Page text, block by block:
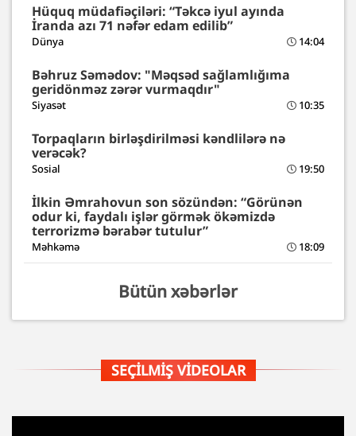
Hüquq müdafiəçiləri: “Təkcə iyul ayında
İranda azı 71 nəfər edam edilib”
Dünya 14:04
Bəhruz Səmədov: "Məqsəd sağlamlığıma
geridönməz zərər vurmaqdır"
Siyasət 10:35
Torpaqların birləşdirilməsi kəndlilərə nə
verəcək?
Sosial 19:50
İlkin Əmrahovun son sözündən: “Görünən
odur ki, faydalı işlər görmək ökəmizdə
terrorizmə bərabər tutulur”
Məhkəmə 18:09
Bütün xəbərlər
SEÇILMIŞ VIDEOLAR